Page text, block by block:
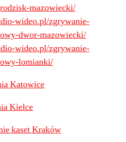
mazowiecki/
wideo.pl/zgrywanie-
dwor-mazowiecki/
wideo.pl/zgrywanie-
lomianki/
Katowice
Kielce
kaset Kraków